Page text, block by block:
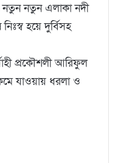
নতুন নতুন এলাকা নদী
হয়ে দুর্বিসহ
প্রকৌশলী আরিফুল
যাওয়ায় ধরলা ও